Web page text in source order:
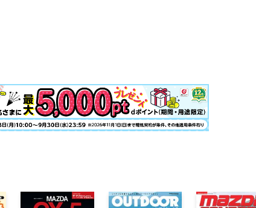
マツダCX-60
マツダCX-8
マツダCX-5
三菱エクリプスクロス